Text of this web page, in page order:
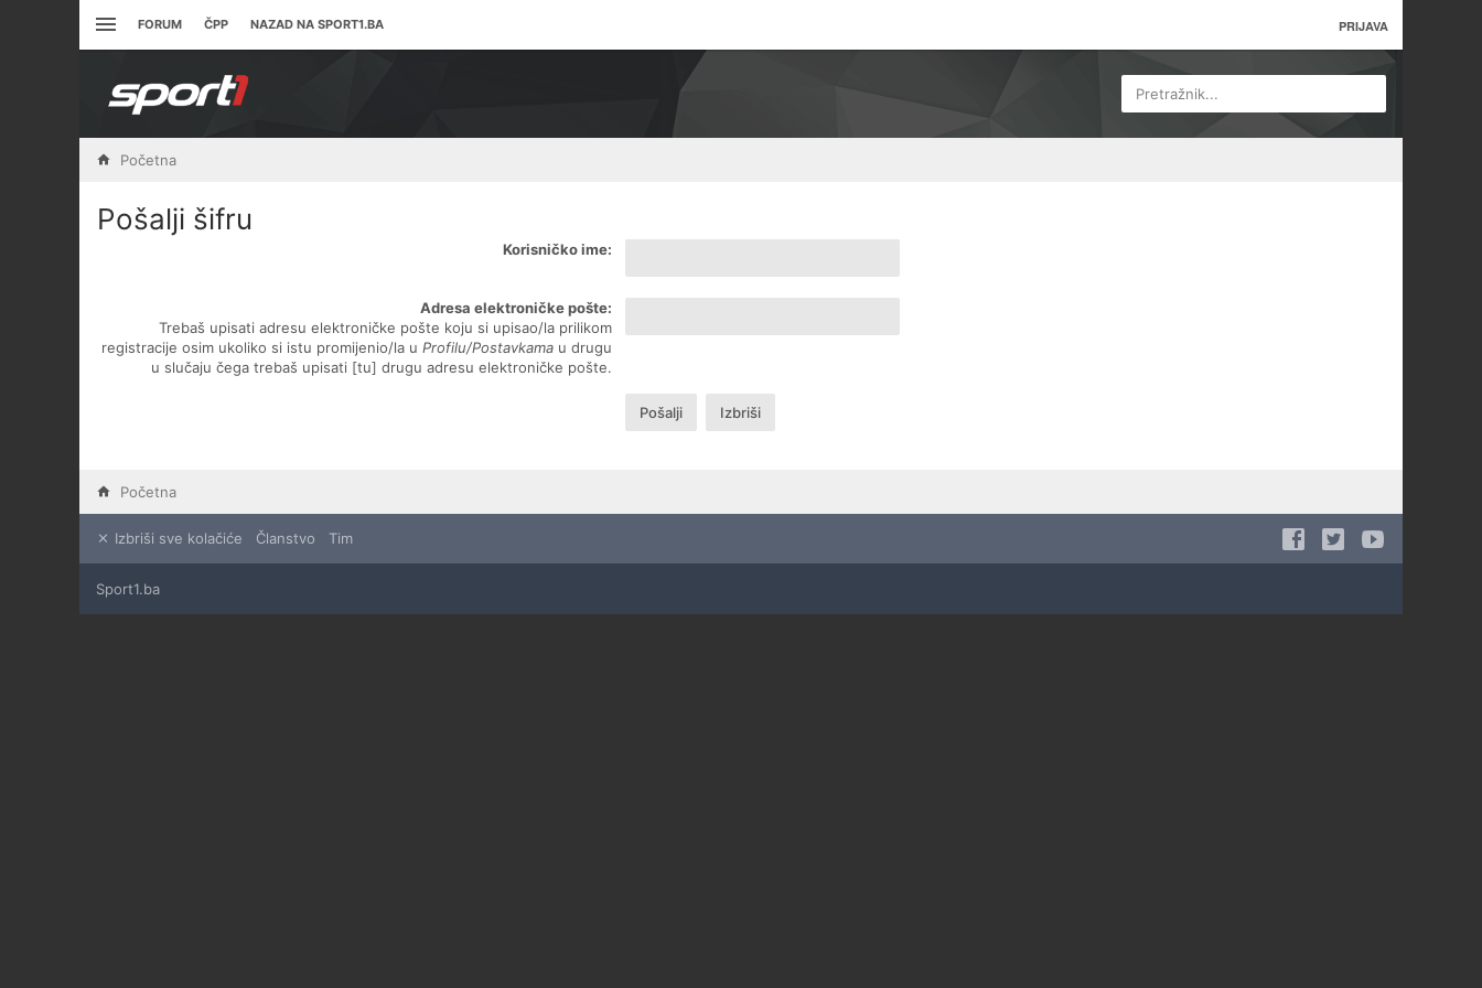
FORUM ČPP NAZAD NA SPORT1.BA PRIJAVA
Pretražnik...
Početna
Pošalji šifru
Korisničko ime:
Adresa elektroničke pošte:
Trebaš upisati adresu elektroničke pošte koju si upisao/la prilikom
registracije osim ukoliko si istu promijenio/la uProfilu/Postavkama u drugu
u slučaju čega trebaš upisati [tu] drugu adresu elektroničke pošte.
Početna
Izbriši sve kolačiće Članstvo Tim
Sport1.ba